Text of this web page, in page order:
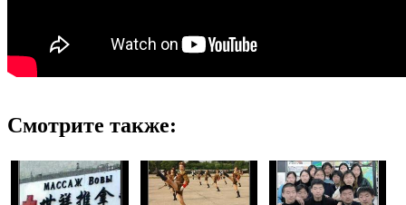
Смотрите также: